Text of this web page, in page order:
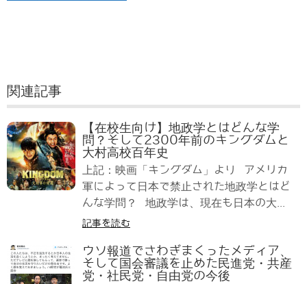
関連記事
【在校生向け】地政学とはどんな学
問？そして2300年前のキングダムと
大村高校百年史
上記：映画「キングダム」より アメリカ
軍によって日本で禁止された地政学とはど
んな学問？ 地政学は、現在も日本の大...
記事を読む
ウソ報道でさわぎまくったメディア、
そして国会審議を止めた民進党・共産
党・社民党・自由党の今後